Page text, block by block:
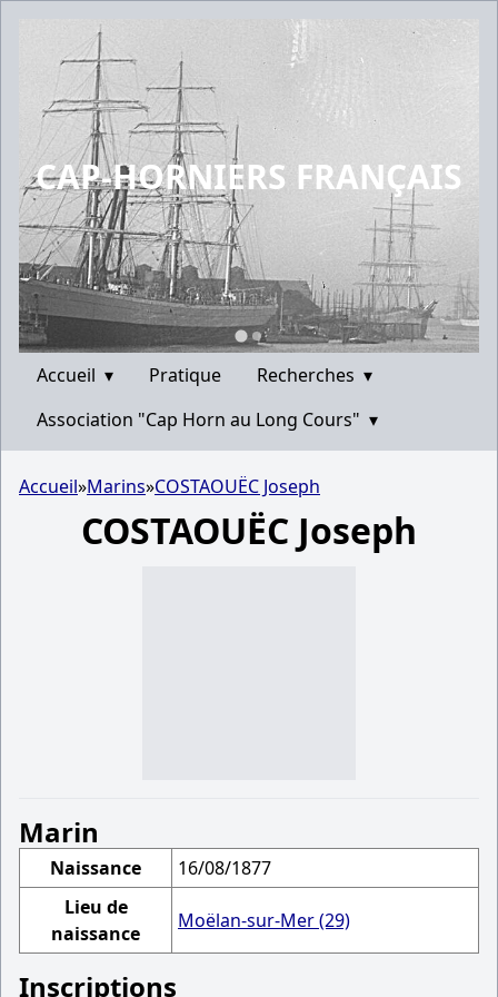
CAP-HORNIERS FRANÇAIS
Accueil ▾ Pratique Recherches ▾
Association "Cap Horn au Long Cours" ▾
Accueil»Marins»COSTAOUËC Joseph
COSTAOUËC Joseph
Marin
Naissance
16/08/1877
Lieu de
naissance
Moëlan-sur-Mer (29)
Inscriptions